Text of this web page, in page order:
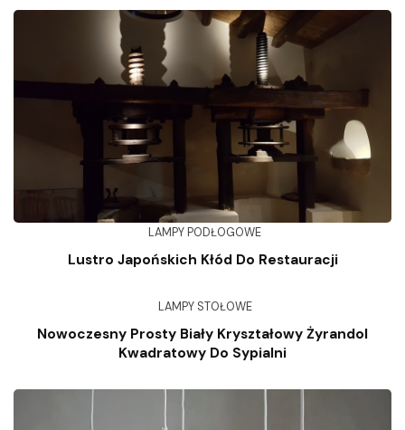
LAMPY PODŁOGOWE
Lustro Japońskich Kłód Do Restauracji
LAMPY STOŁOWE
Nowoczesny Prosty Biały Kryształowy Żyrandol
Kwadratowy Do Sypialni